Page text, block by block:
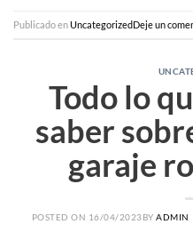
Publicado enUncategorizedDeje un
Todo lo
saber
garaje
POSTED ON 16/04/2023 BYADMIN